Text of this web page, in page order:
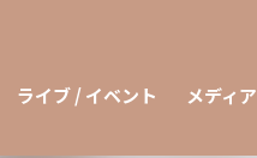
ライブ / イベント メディア